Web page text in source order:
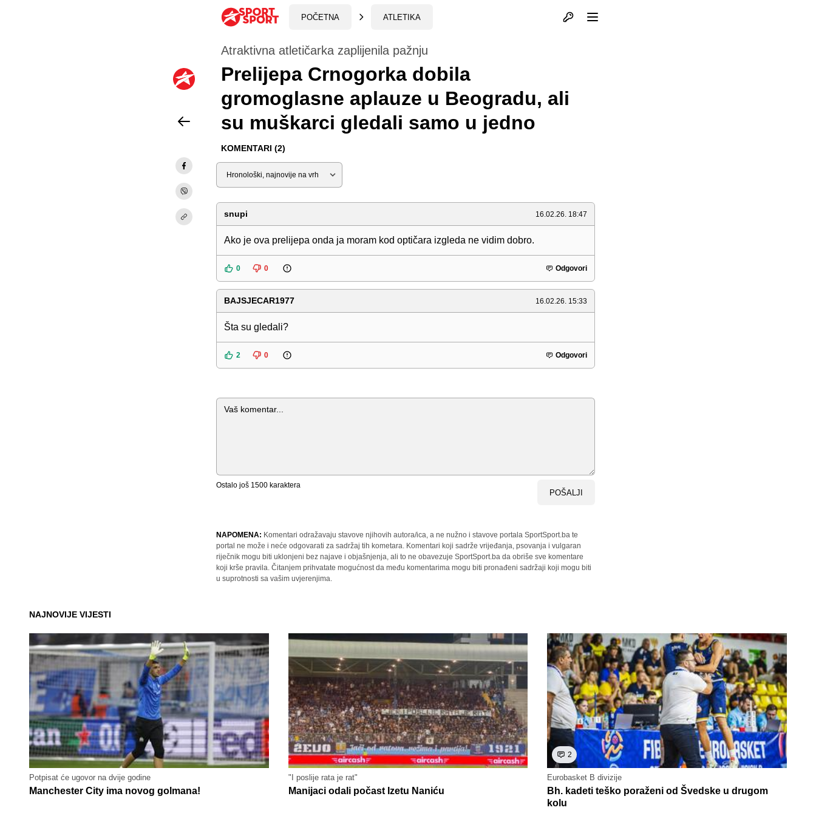
POČETNA ATLETIKA Otvori profil
Atraktivna atletičarka zaplijenila pažnju
Prelijepa Crnogorka dobila
gromoglasne aplauze u Beogradu, ali
su muškarci gledali samo u jedno
KOMENTARI (2)
Sortiraj
snupi 16.02.26. 18:47
Ako je ova prelijepa onda ja moram kod optičara izgleda ne vidim dobro.
0 0 Odgovori
BAJSJECAR1977 16.02.26. 15:33
Šta su gledali?
2 0 Odgovori
Komentar
Ostalo još 1500 karaktera
POŠALJI
NAPOMENA: Komentari odražavaju stavove njihovih autora/ica, a ne nužno i stavove portala SportSport.ba te
portal ne može i neće odgovarati za sadržaj tih kometara. Komentari koji sadrže vrijeđanja, psovanja i vulgaran
riječnik mogu biti uklonjeni bez najave i objašnjenja, ali to ne obavezuje SportSport.ba da obriše sve komentare
koji krše pravila. Čitanjem prihvatate mogućnost da među komentarima mogu biti pronađeni sadržaji koji mogu biti
u suprotnosti sa vašim uvjerenjima.
NAJNOVIJE VIJESTI
Potpisat će ugovor na dvije godine
Manchester City ima novog golmana!
"I poslije rata je rat"
Manijaci odali počast Izetu Naniću
2
Eurobasket B divizije
Bh. kadeti teško poraženi od Švedske u drugom
kolu